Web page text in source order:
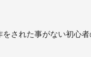
をされた事がない初心